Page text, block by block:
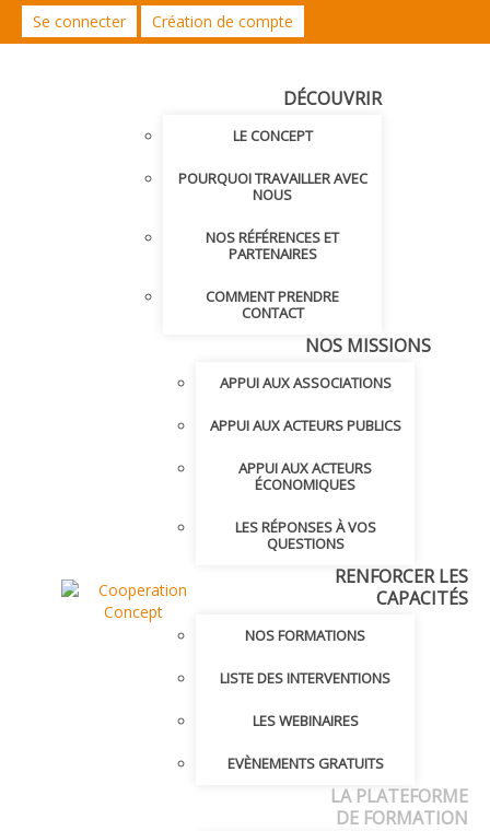
Se connecter Création de compte
DÉCOUVRIR
LE CONCEPT
POURQUOI TRAVAILLER AVEC
NOUS
NOS RÉFÉRENCES ET
PARTENAIRES
COMMENT PRENDRE
CONTACT
NOS MISSIONS
APPUI AUX ASSOCIATIONS
APPUI AUX ACTEURS PUBLICS
APPUI AUX ACTEURS
ÉCONOMIQUES
LES RÉPONSES À VOS
QUESTIONS
RENFORCER LES
CAPACITÉS
NOS FORMATIONS
LISTE DES INTERVENTIONS
LES WEBINAIRES
EVÈNEMENTS GRATUITS
LA PLATEFORME
DE FORMATION